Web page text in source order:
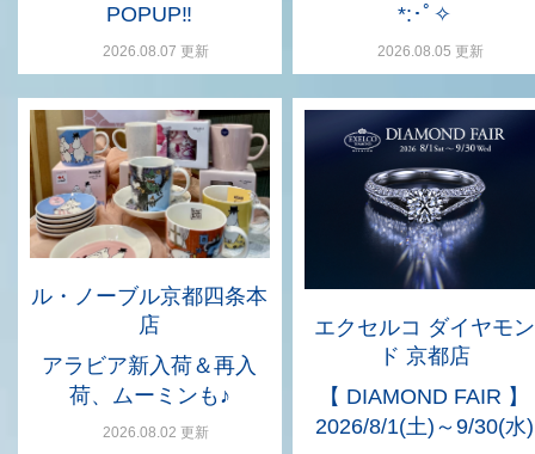
POPUP‼
2026.08.07 更新
*:･ﾟ✧
2026.08.05 更新
ル・ノーブル京都四条本
店
アラビア新入荷＆再入
荷、ムーミンも♪
2026.08.02 更新
エクセルコ ダイヤモン
ド 京都店
【 DIAMOND FAIR 】
2026/8/1(土)～9/30(水)